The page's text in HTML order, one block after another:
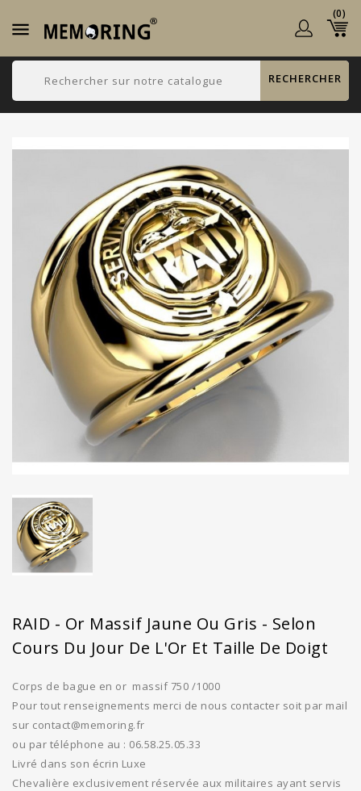

(0)
RECHERCHER
RAID - Or Massif Jaune Ou Gris - Selon
Cours Du Jour De L'Or Et Taille De Doigt
Corps de bague en or massif 750 /1000
Pour tout renseignements merci de nous contacter soit par mail
sur contact@memoring.fr
ou par téléphone au : 06.58.25.05.33
Livré dans son écrin Luxe
Chevalière exclusivement réservée aux militaires ayant servis